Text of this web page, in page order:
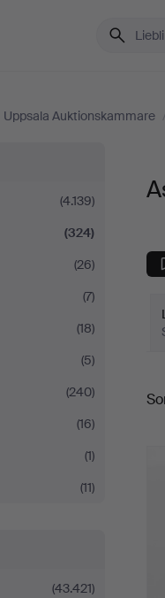
Uppsala Auktionskammare
(4.139)
(324)
(26)
(7)
(18)
(5)
(240)
(16)
(1)
(11)
(43.421)